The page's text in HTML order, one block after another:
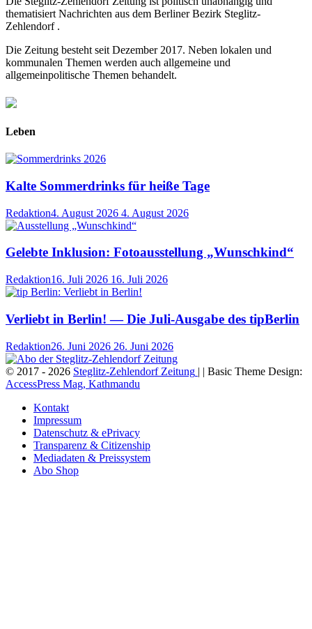
thematisiert Nachrichten aus dem Berliner Bezirk Steglitz-
Zehlendorf .
Die Zeitung besteht seit Dezember 2017. Neben lokalen und
kommunalen Themen werden auch allgemeine und
allgemeinpolitische Themen behandelt.
Leben
Kalte Sommerdrinks für heiße Tage
Redaktion4. August 2026 4. August 2026
Gelebte Inklusion: Fotoausstellung „Wunschkind“
Redaktion16. Juli 2026 16. Juli 2026
Verliebt in Berlin! — Die Juli-Ausgabe des tipBerlin
Redaktion26. Juni 2026 26. Juni 2026
© 2017 - 2026 Steglitz-Zehlendorf Zeitung | | Basic Theme Design:
AccessPress Mag, Kathmandu
Kontakt
Impressum
Datenschutz & ePrivacy
Transparenz & Citizenship
Mediadaten & Preissystem
Abo Shop